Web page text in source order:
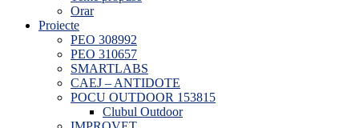
Orar
Proiecte
PEO 308992
PEO 310657
SMARTLABS
CAEJ – ANTIDOTE
POCU OUTDOOR 153815
Clubul Outdoor